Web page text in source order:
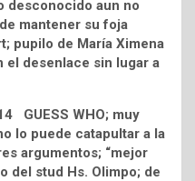
desconocido aun no
mantener su foja
pupilo de María Ximena
el desenlace sin lugar a
GUESS WHO; muy
lo puede catapultar a la
argumentos; “mejor
del stud Hs. Olimpo; de